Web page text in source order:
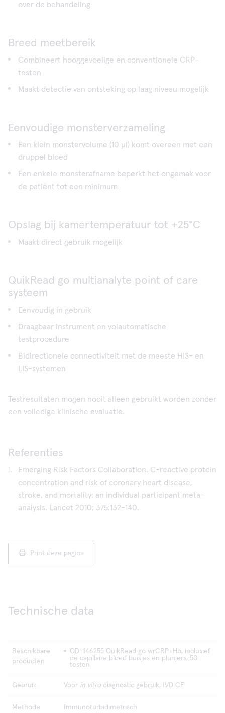
over de behandeling
Breed meetbereik
Combineert hooggevoelige en conventionele CRP-
testen
Maakt detectie van ontsteking op laag niveau mogelijk
Eenvoudige monsterverzameling
Een klein monstervolume (10 μl) komt overeen met een
druppel bloed
Een enkele monsterafname beperkt het ongemak voor
de patiënt tot een minimum
Opslag bij kamertemperatuur tot +25°C
Maakt direct gebruik mogelijk
QuikRead go multianalyte point of care
systeem
Eenvoudig in gebruik
Draagbaar instrument en volautomatische
testprocedure
Bidirectionele connectiviteit met de meeste HIS- en
LIS-systemen
Testresultaten mogen nooit alleen gebruikt worden zonder
een volledige klinische evaluatie.
Referenties
Emerging Risk Factors Collaboration. C-reactive protein
concentration and risk of coronary heart disease,
stroke, and mortality: an individual participant meta-
analysis. Lancet 2010; 375:132-140.
Print deze pagina
Technische data
Beschikbare
producten
OD-146255 QuikRead go wrCRP+Hb, inclusief
de capillaire bloed buisjes en plunjers, 50
testen
Gebruik Voor in vitro diagnostic gebruik, IVD CE
Methode Immunoturbidimetrisch